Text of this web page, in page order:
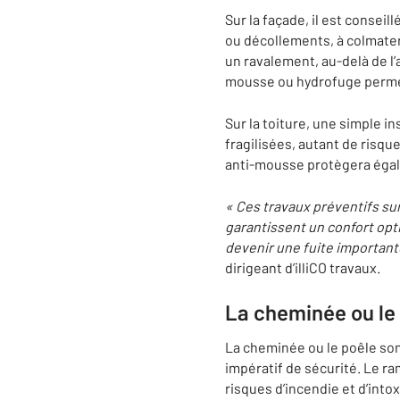
Sur la façade, il est
ou décollements, à
un ravalement, au-delà de
mousse ou hydrofuge
Sur la toiture, une simple
fragilisées, autant de
anti-mousse protègera
« Ces travaux préventifs
garantissent un confort
devenir une fuite
dirigeant d’illiCO travaux.
La cheminée ou
La cheminée ou le poêle
impératif de sécurité. Le
risques d’incendie et